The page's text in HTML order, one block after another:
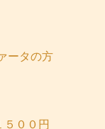
ータの方
５００円